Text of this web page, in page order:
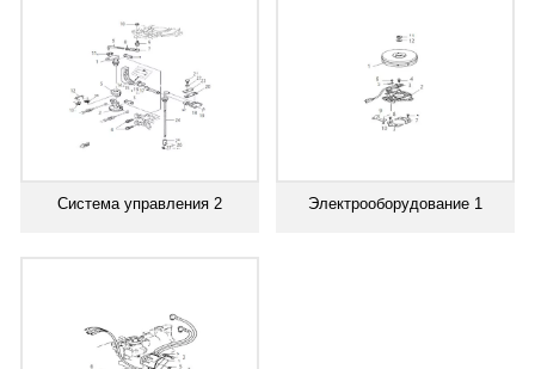
Система управления 2 Электрооборудование 1